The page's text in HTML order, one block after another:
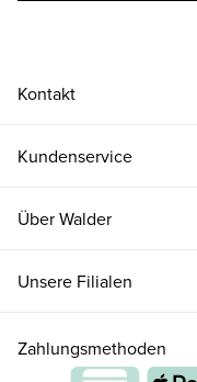
Kontakt
Kundenservice
Über Walder
Unsere Filialen
Zahlungsmethoden